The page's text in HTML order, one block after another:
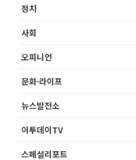
정치
사회
오피니언
문화·라이프
뉴스발전소
이투데이TV
스페셜리포트